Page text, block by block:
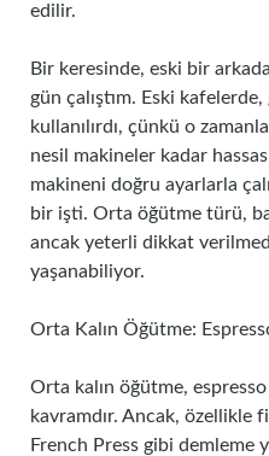
edilir.
Bir keresinde, eski bir
gün çalıştım. Eski
kullanılırdı, çünkü o
nesil makineler kadar
makineni doğru ayarlarla
bir işti. Orta öğütme türü,
ancak yeterli dikkat
yaşanabiliyor.
Orta Kalın Öğütme:
Orta kalın öğütme,
kavramdır. Ancak, özellikle
French Press gibi demleme